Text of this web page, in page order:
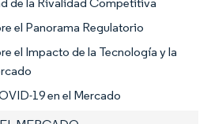
el Panorama Regulatorio
el Impacto de la Tecnología y la
19 en el Mercado